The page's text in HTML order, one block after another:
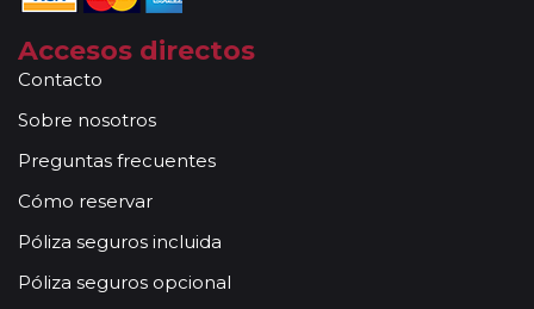
Accesos directos
Contacto
Sobre nosotros
Preguntas frecuentes
Cómo reservar
Póliza seguros incluida
Póliza seguros opcional